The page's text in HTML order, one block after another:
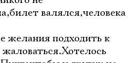
валялся,человека
желания подходить к